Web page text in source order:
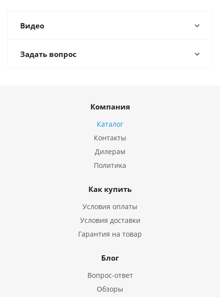
Видео
Задать вопрос
Компания
Каталог
Контакты
Дилерам
Политика
Как купить
Условия оплаты
Условия доставки
Гарантия на товар
Блог
Вопрос-ответ
Обзоры